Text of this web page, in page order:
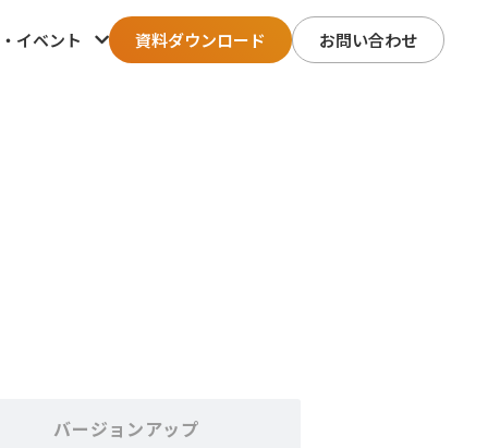
イベント 資料ダウンロード お問い合わせ
バージョンアップ